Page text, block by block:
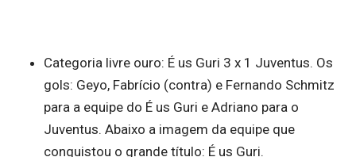
Categoria livre ouro: É us Guri 3 x 1 Juventus. Os
gols: Geyo, Fabrício (contra) e Fernando Schmitz
para a equipe do É us Guri e Adriano para o
Juventus. Abaixo a imagem da equipe que
conquistou o grande título: É us Guri.